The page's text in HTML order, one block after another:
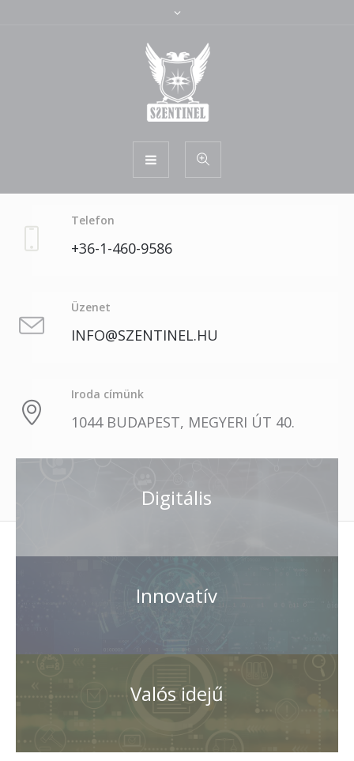
Telefon
+36-1-460-9586
Üzenet
INFO@SZENTINEL.HU
Iroda címünk
1044 BUDAPEST, MEGYERI ÚT 40.
Digitális
Innovatív
Valós idejű